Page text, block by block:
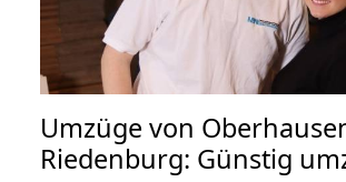
Umzüge von
Riedenburg: Günstig